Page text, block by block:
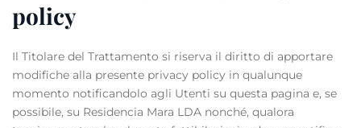
policy
Il Titolare del Trattamento si riserva il diritto di apportare
modifiche alla presente privacy policy in qualunque
momento notificandolo agli Utenti su questa pagina e, se
possibile, su Residencia Mara LDA nonché, qualora